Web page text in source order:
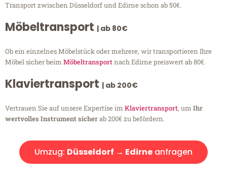
Transport zwischen Düsseldorf und Edirne schon ab 50€.
Möbeltransport | ab 80€
Ob ein einzelnes Möbelstück oder mehrere, wir transportieren Ihre
Möbel sicher beim Möbeltransportnach Edirne preiswert ab 80€.
Klaviertransport | ab 200€
Vertrauen Sie auf unsere Expertise im Klaviertransport, um Ihr
wertvolles Instrument sicherab 200€ zu befördern.
Umzug: Düsseldorf → Edirne anfragen